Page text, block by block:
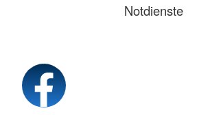
Notdienste